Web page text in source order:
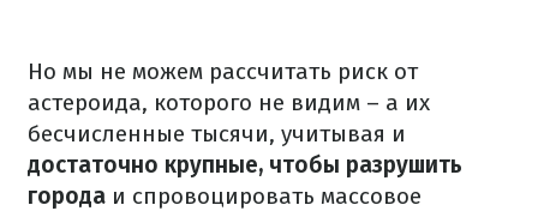
Но мы не можем рассчитать риск от
астероида, которого не видим – а их
бесчисленные тысячи, учитывая и
достаточно крупные, чтобы разрушить
города и спровоцировать массовое